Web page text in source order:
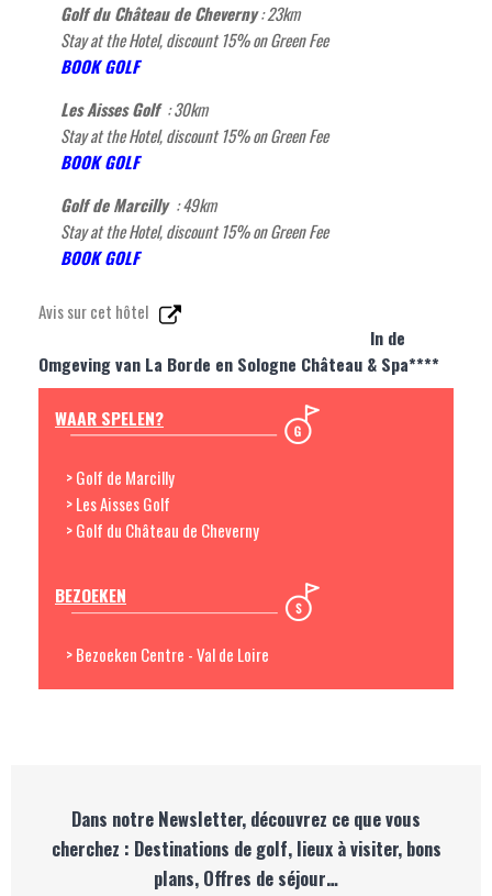
Golf du Château de Cheverny: 23km
Stay at the Hotel, discount 15% on Green Fee
BOOK GOLF
Les Aisses Golf : 30km
Stay at the Hotel, discount 15% on Green Fee
BOOK GOLF
Golf de Marcilly : 49km
Stay at the Hotel, discount 15% on Green Fee
BOOK GOLF
Avis sur cet hôtel
In de
Omgeving van La Borde en Sologne Château & Spa****
WAAR SPELEN?
> Golf de Marcilly
> Les Aisses Golf
> Golf du Château de Cheverny
BEZOEKEN
> Bezoeken Centre - Val de Loire
Dans notre Newsletter, découvrez ce que vous
cherchez : Destinations de golf, lieux à visiter, bons
plans, Offres de séjour…